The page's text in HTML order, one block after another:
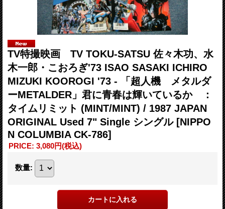
TV特撮映画 TV TOKU-SATSU 佐々木功、水
木一郎・こおろぎ'73 ISAO SASAKI ICHIRO
MIZUKI KOOROGI '73 - 「超人機 メタルダ
ーMETALDER」君に青春は輝いているか ：
タイムリミット (MINT/MINT) / 1987 JAPAN
ORIGINAL Used 7" Single シングル [NIPPO
N COLUMBIA CK-786]
PRICE: 3,080円(税込)
数量: